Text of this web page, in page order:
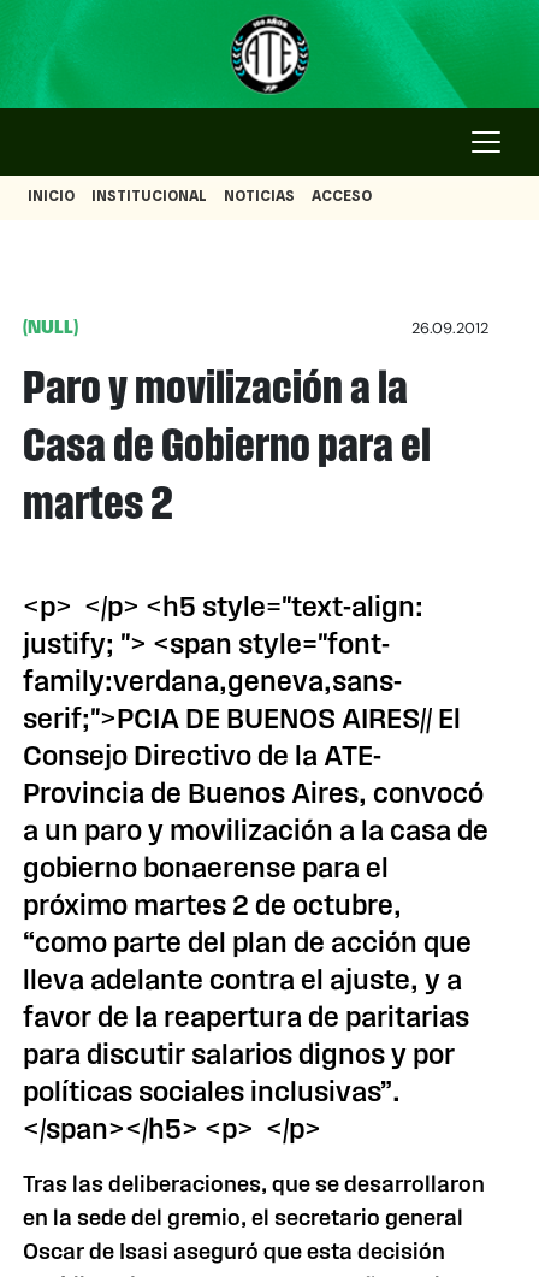
INICIO INSTITUCIONAL NOTICIAS ACCESO
(NULL) 26.09.2012
Paro y movilización a la
Casa de Gobierno para el
martes 2
<p> </p> <h5 style="text-align:
justify; "> <span style="font-
family:verdana,geneva,sans-
serif;">PCIA DE BUENOS AIRES// El
Consejo Directivo de la ATE-
Provincia de Buenos Aires, convocó
a un paro y movilización a la casa de
gobierno bonaerense para el
próximo martes 2 de octubre,
“como parte del plan de acción que
lleva adelante contra el ajuste, y a
favor de la reapertura de paritarias
para discutir salarios dignos y por
políticas sociales inclusivas”.
</span></h5> <p> </p>
Tras las deliberaciones, que se desarrollaron
en la sede del gremio, el secretario general
Oscar de Isasi aseguró que esta decisión